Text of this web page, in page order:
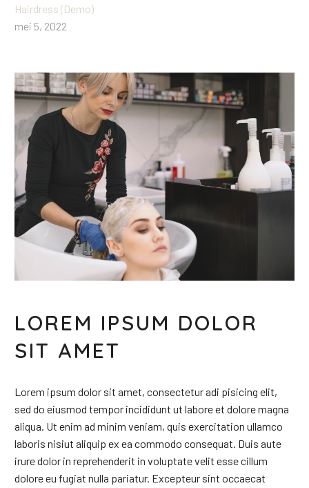
Hairdress (Demo)
mei 5, 2022
LOREM IPSUM DOLOR
SIT AMET
Lorem ipsum dolor sit amet, consectetur adi pisicing elit,
sed do eiusmod tempor incididunt ut labore et dolore magna
aliqua. Ut enim ad minim veniam, quis exercitation ullamco
laboris nisiut aliquip ex ea commodo consequat. Duis aute
irure dolor in reprehenderit in voluptate velit esse cillum
dolore eu fugiat nulla pariatur. Excepteur sint occaecat